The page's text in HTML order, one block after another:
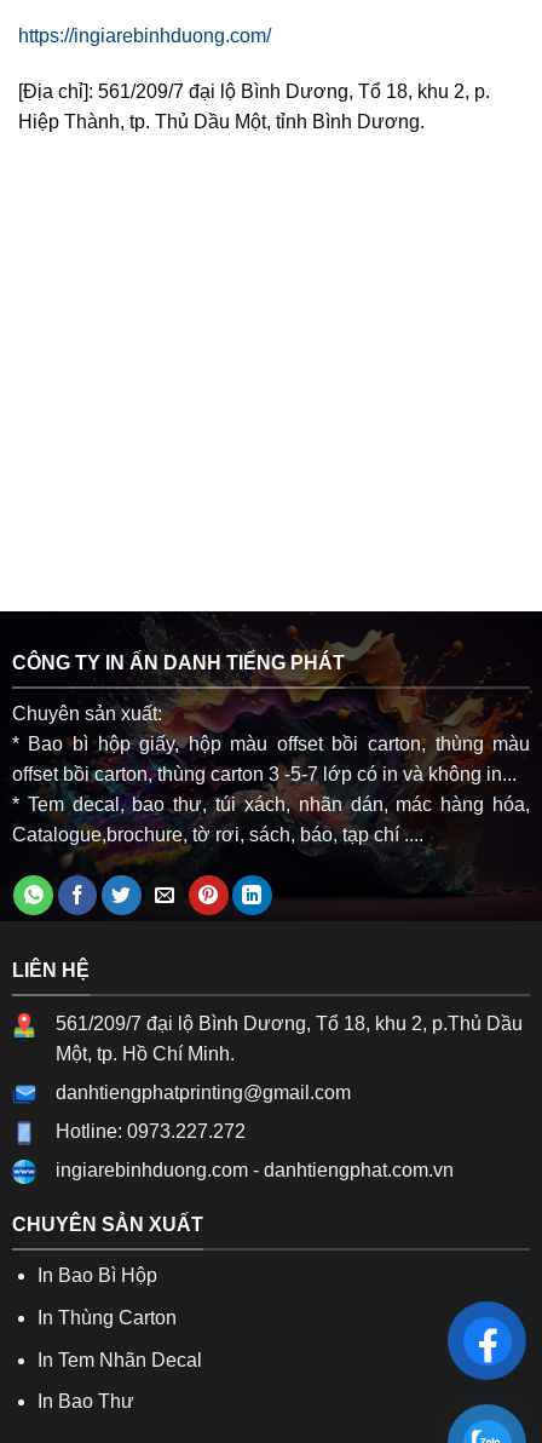
https://ingiarebinhduong.com/
[Địa chỉ]: 561/209/7 đại lộ Bình Dương, Tổ 18, khu 2, p.
Hiệp Thành, tp. Thủ Dầu Một, tỉnh Bình Dương.
CÔNG TY IN ẤN DANH TIẾNG PHÁT
Chuyên sản xuất:
* Bao bì hộp giấy, hộp màu offset bồi carton, thùng màu
offset bồi carton, thùng carton 3 -5-7 lớp có in và không in...
* Tem decal, bao thư, túi xách, nhãn dán, mác hàng hóa,
Catalogue,brochure, tờ rơi, sách, báo, tạp chí ....
LIÊN HỆ
561/209/7 đại lộ Bình Dương, Tổ 18, khu 2, p.Thủ Dầu
Một, tp. Hồ Chí Minh.
danhtiengphatprinting@gmail.com
Hotline: 0973.227.272
ingiarebinhduong.com- danhtiengphat.com.vn
CHUYÊN SẢN XUẤT
In Bao Bì Hộp
In Thùng Carton
In Tem Nhãn Decal
In Bao Thư